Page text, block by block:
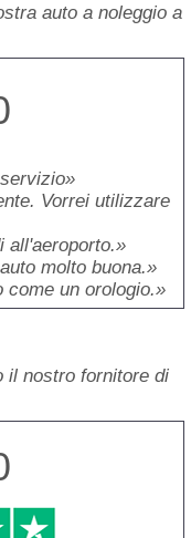
auto a noleggio a
Vorrei utilizzare
all'aeroporto.
molto buona.
come un orologio.
il nostro fornitore di